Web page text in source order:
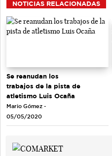
NOTICIAS RELACIONADAS
Se reanudan los
trabajos de la pista de
atletismo Luis Ocaña
Mario Gómez -
05/05/2020